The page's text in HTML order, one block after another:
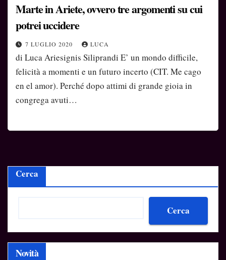
Marte in Ariete, ovvero tre argomenti su cui
potrei uccidere
7 LUGLIO 2020 LUCA
di Luca Ariesignis Siliprandi E’ un mondo difficile,
felicità a momenti e un futuro incerto (CIT. Me cago
en el amor). Perché dopo attimi di grande gioia in
congrega avuti…
Cerca
Cerca
Novità